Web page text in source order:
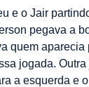
e o Jair
pegava a
quem
jogada.
a esquerda